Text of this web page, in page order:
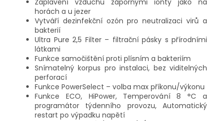
Zaplavení vzduchu zápornými ionty jako na
horách a u jezer
Vytváří dezinfekční ozón pro neutralizaci virů a
bakterií
Ultra Pure 2,5 Filter – filtrační pásky s přírodními
látkami
Funkce samočištění proti plísním a bakteriím
Snímatelný korpus pro instalaci, bez viditelných
perforací
Funkce PowerSelect – volba max příkonu/výkonu
Funkce ECO, HiPower, Temperování 8 °C a
programátor týdenního provozu, Automatický
restart po výpadku napětí